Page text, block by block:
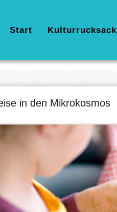
Hauptnavigation
Start Kulturrucksack
in den Mikrokosmos